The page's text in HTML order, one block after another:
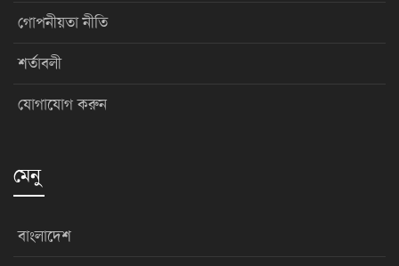
গোপনীয়তা নীতি
শর্তাবলী
যোগাযোগ করুন
মেনু
বাংলাদেশ